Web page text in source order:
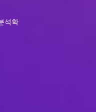
석학